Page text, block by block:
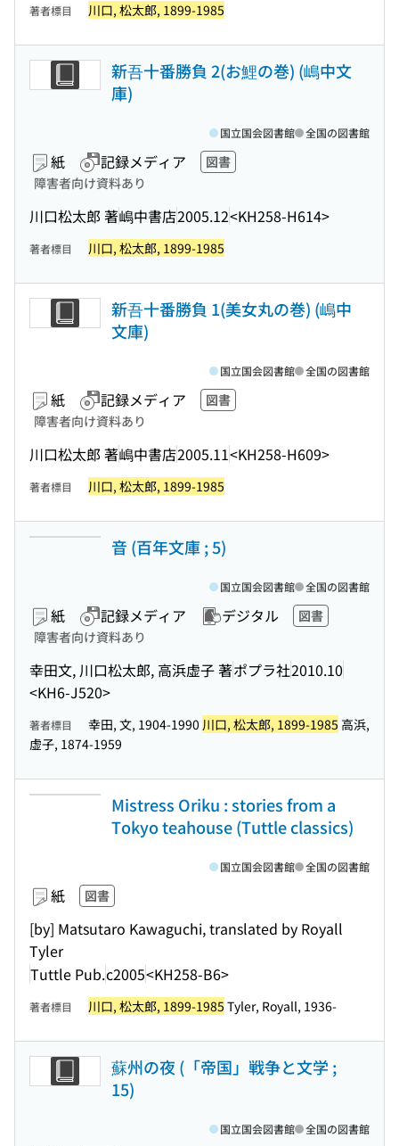
著者標目 川口, 松太郎, 1899-1985
新吾十番勝負 2(お鯉の巻) (嶋中文
庫)
紙 記録メディア
図書
障害者向け資料あり
川口松太郎 著嶋中書店2005.12<KH258-H614>
国立国会図書館 全国の図書館
著者標目 川口, 松太郎, 1899-1985
新吾十番勝負 1(美女丸の巻) (嶋中
文庫)
紙 記録メディア
図書
障害者向け資料あり
川口松太郎 著嶋中書店2005.11<KH258-H609>
国立国会図書館 全国の図書館
著者標目 川口, 松太郎, 1899-1985
音 (百年文庫 ; 5)
紙 記録メディア デジタル
図書
障害者向け資料あり
幸田文, 川口松太郎, 高浜虚子 著ポプラ社2010.10
<KH6-J520>
国立国会図書館 全国の図書館
著者標目 幸田, 文, 1904-1990 川口, 松太郎, 1899-1985 高浜,
虚子, 1874-1959
Mistress Oriku : stories from a
Tokyo teahouse (Tuttle classics)
紙 図書
[by] Matsutaro Kawaguchi, translated by Royall
Tyler
Tuttle Pub.c2005<KH258-B6>
国立国会図書館 全国の図書館
著者標目 川口, 松太郎, 1899-1985 Tyler, Royall, 1936-
蘇州の夜 (「帝国」戦争と文学 ;
15)
国立国会図書館 全国の図書館